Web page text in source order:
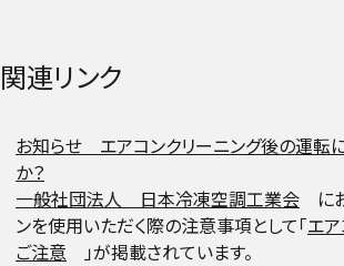
関連リンク
お知らせ エアコンクリーニング後の運転
か？
一般社団法人 日本冷凍空調工業会
に
ンを使用いただく際の注意事項として「エ
ご注意
」が掲載されています。